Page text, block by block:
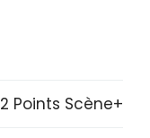
2 Points Scène+